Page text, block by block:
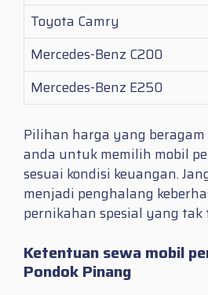
Toyota Camry
Mercedes-Benz C200
Mercedes-Benz E250
Pilihan harga yang
anda untuk memilih mobil
sesuai kondisi keuangan.
menjadi penghalang
pernikahan spesial yang tak
Ketentuan sewa mobil
Pondok Pinang